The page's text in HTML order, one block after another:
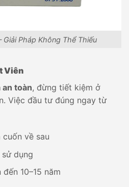
Giải Pháp Không Thể Thiếu
Viên
an toàn, đừng tiết kiệm ở
Việc đầu tư đúng ngay từ
về sau
dụng
10–15 năm